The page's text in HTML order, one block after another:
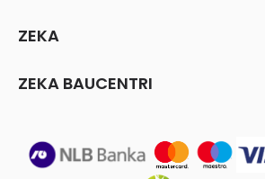
ZEKA
ZEKA BAUCENTRI